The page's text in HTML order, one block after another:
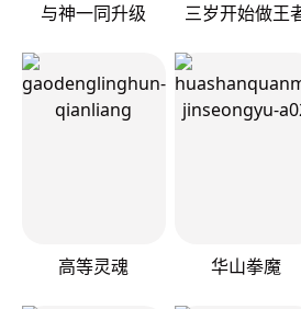
与神一同升级 三岁开始做王
高等灵魂 华山拳魔